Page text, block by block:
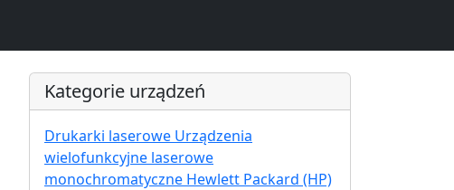
Kategorie urządzeń
Drukarki laserowe Urządzenia
wielofunkcyjne laserowe
monochromatyczne Hewlett Packard (HP)